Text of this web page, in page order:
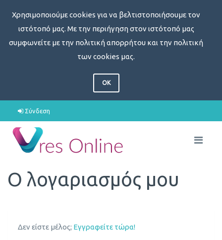
Χρησιμοποιούμε cookies για να βελτιστοποιήσουμε τον
ιστότοπό μας. Με την περιήγηση στον ιστότοπό μας
συμφωνείτε με την πολιτική απορρήτου και την πολιτική
των cookies μας.
OK
Σύνδεση
Ο λογαριασμός μου
Δεν είστε μέλος; Εγγραφείτε τώρα!